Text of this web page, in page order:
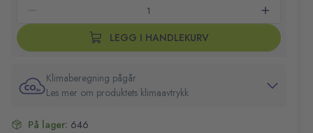
LEGG I HANDLEKURV
Klimaberegning pågår
Les mer om produktets klimaavtrykk
På lager: 646